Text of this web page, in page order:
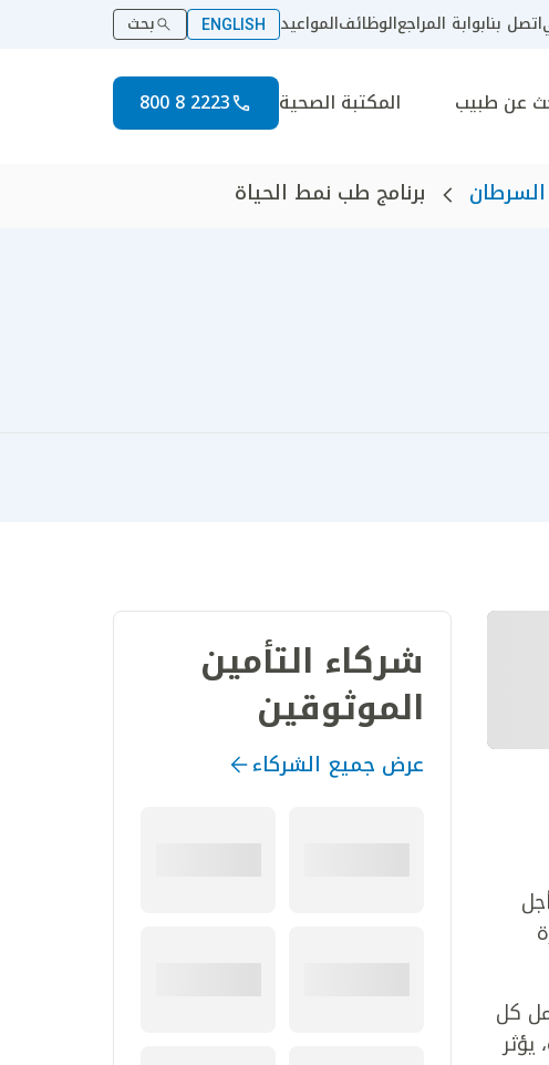
اتصل بنابوابة المراجعالوظائفالمواعيد ENGLISH بحث
عن طبيب المكتبة الصحية 2223 8 800
برنامج طب نمط الحياة
كل
شركاء التأمين
الموثوقين
عرض جميع الشركاء